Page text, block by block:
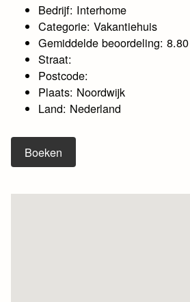
Bedrijf: Interhome
Categorie: Vakantiehuis
Gemiddelde beoordeling: 8.80
Straat:
Postcode:
Plaats: Noordwijk
Land: Nederland
Boeken